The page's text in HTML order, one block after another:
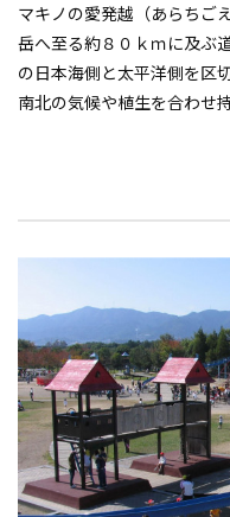
マキノの愛発越（あらちご
岳へ至る約８０ｋｍに及ぶ
の日本海側と太平洋側を区
南北の気候や植生を合わせ